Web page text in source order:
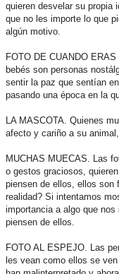
quieren desvelar su propia
que no les importe lo que
algún motivo.
FOTO DE CUANDO
bebés son personas
sentir la paz que sentían
pasando una época en la
LA MASCOTA. Quienes
afecto y cariño a su
MUCHAS MUECAS. Las
o gestos graciosos,
piensen de ellos, ellos son
realidad? Si intentamos
importancia a algo que
piensen de ellos.
FOTO AL ESPEJO. Las
les vean como ellos se